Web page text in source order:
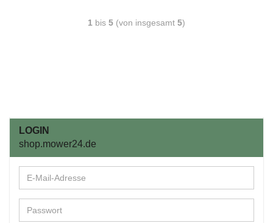
1 bis 5 (von insgesamt 5)
LOGIN
shop.mower24.de